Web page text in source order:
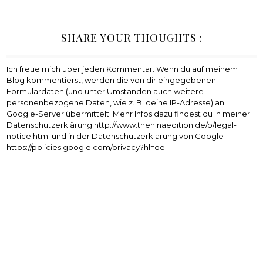
SHARE YOUR THOUGHTS :
Ich freue mich über jeden Kommentar. Wenn du auf meinem
Blog kommentierst, werden die von dir eingegebenen
Formulardaten (und unter Umständen auch weitere
personenbezogene Daten, wie z. B. deine IP-Adresse) an
Google-Server übermittelt. Mehr Infos dazu findest du in meiner
Datenschutzerklärung http://www.theninaedition.de/p/legal-
notice.html und in der Datenschutzerklärung von Google
https://policies.google.com/privacy?hl=de